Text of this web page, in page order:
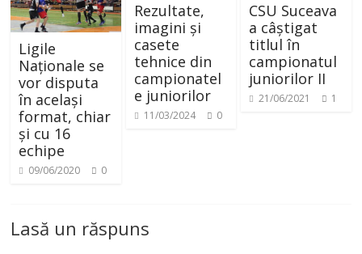
Ligile
Naționale se
vor disputa
în același
format, chiar
și cu 16
echipe
09/06/2020 0
Rezultate,
imagini și
casete
tehnice din
campionatel
e juniorilor
11/03/2024 0
CSU Suceava
a câștigat
titlul în
campionatul
juniorilor II
21/06/2021 1
Lasă un răspuns